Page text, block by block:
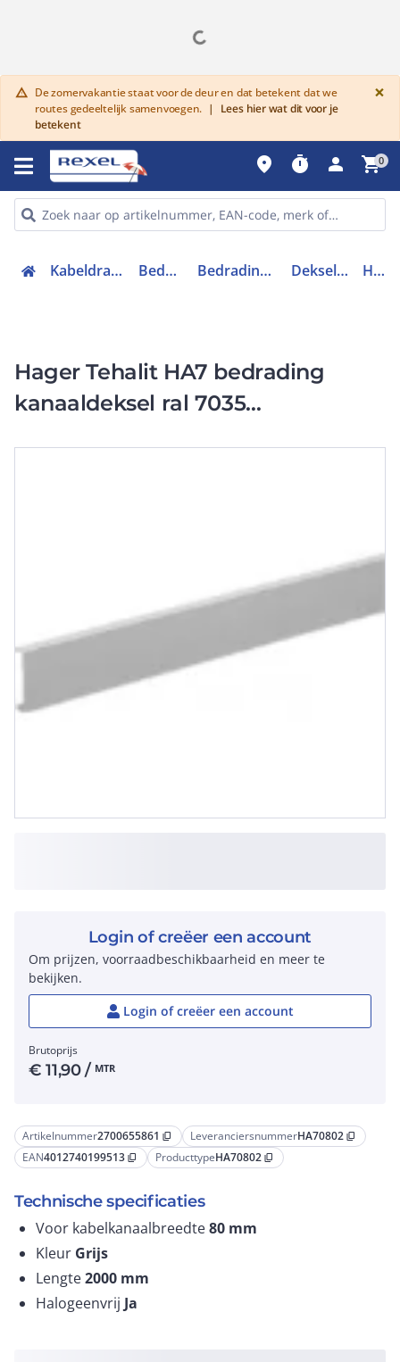
warning De zomervakantie staat voor de deur en dat betekent dat we
routes gedeeltelijk samenvoegen. |
Lees hier wat dit voor je
betekent
×
place timer person shopping_cart0
Kabeldraagsystemen en goten Bedradingskanalen Bedradingskanalen hulpstukken Deksel bedradingskoker HA70802
Hager Tehalit HA7 bedrading
kanaaldeksel ral 7035
Artikelnummer2700655861 content_copy LeveranciersnummerHA70802 content_copy
EAN4012740199513 content_copy ProducttypeHA70802 content_copy
Technische specificaties
Voor kabelkanaalbreedte80 mm
Kleur Grijs
Lengte2000 mm
Halogeenvrij Ja
Login of creëer een account
Om prijzen, voorraadbeschikbaarheid en meer te
bekijken.
Login of creëer een account
Brutoprijs
€11,90/ MTR